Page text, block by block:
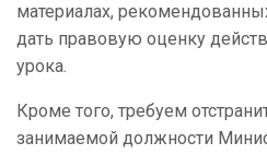
материалах,
дать правовую оценку
урока.
Кроме того, требуем
занимаемой должности